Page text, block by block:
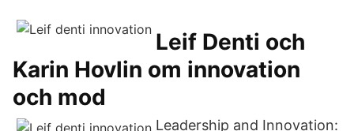
Leif Denti och
Karin Hovlin om innovation
och mod
Leadership and Innovation: